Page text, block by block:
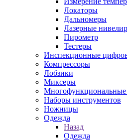
Локаторы
Дальномеры
Лазерные
Пирометр
Тестеры
Инспекционные
Компрессоры
Лобзики
Миксеры
Наборы инструментов
Ножницы
Одежда
Назад
Одежда